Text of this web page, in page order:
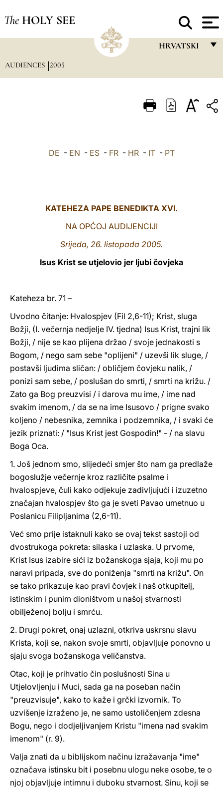
The HOLY SEE
HRVATSKI
ITALIANO
LATINE
AUDIENCES 2005
DE - EN - ES- FR- HR- IT- PT
KATEHEZA PAPE BENEDIKTA XVI.
NA OPĆOJ AUDIJENCIJI
Srijeda, 26. listopada 2005.
Isus Krist se utjelovio jer ljubi čovjeka
Kateheza br. 71 –
Uvodno čitanje: Hvalospjev (Fil 2,6-11); Krist, sluga
Božji, (I. večernja nedjelje IV. tjedna) Isus Krist, trajni lik
Božji, / nije se kao plijena držao / svoje jednakosti s
Bogom, / nego sam sebe "oplijeni" / uzevši lik sluge, /
postavši ljudima sličan: / obličjem čovjeku nalik, /
ponizi sam sebe, / poslušan do smrti, / smrti na križu. /
Zato ga Bog preuzvisi / i darova mu ime, / ime nad
svakim imenom, / da se na ime Isusovo / prigne svako
koljeno / nebesnika, zemnika i podzemnika, / i svaki će
jezik priznati: / "Isus Krist jest Gospodin!" - / na slavu
Boga Oca.
1. Još jednom smo, slijedeći smjer što nam ga predlaže
bogoslužje večernje kroz različite psalme i
hvalospjeve, čuli kako odjekuje zadivljujući i izuzetno
značajan hvalospjev što ga je sveti Pavao umetnuo u
Poslanicu Filipljanima (2,6-11).
Već smo prije istaknuli kako se ovaj tekst sastoji od
dvostrukoga pokreta: silaska i uzlaska. U prvome,
Krist Isus izabire sići iz božanskoga sjaja, koji mu po
naravi pripada, sve do poniženja "smrti na križu". On
se tako prikazuje kao pravi čovjek i naš otkupitelj,
istinskim i punim dioništvom u našoj stvarnosti
obilježenoj bolju i smrću.
2. Drugi pokret, onaj uzlazni, otkriva uskrsnu slavu
Krista, koji se, nakon svoje smrti, objavljuje ponovno u
sjaju svoga božanskoga veličanstva.
Otac, koji je prihvatio čin poslušnosti Sina u
Utjelovljenju i Muci, sada ga na poseban način
"preuzvisuje", kako to kaže i grčki izvornik. To
uzvišenje izraženo je, ne samo ustoličenjem zdesna
Bogu, nego i dodjeljivanjem Kristu "imena nad svakim
imenom" (r. 9).
Valja znati da u biblijskom načinu izražavanja "ime"
označava istinsku bit i posebnu ulogu neke osobe, te o
njoj objavljuje intimnu i duboku stvarnost. Sinu, koji se